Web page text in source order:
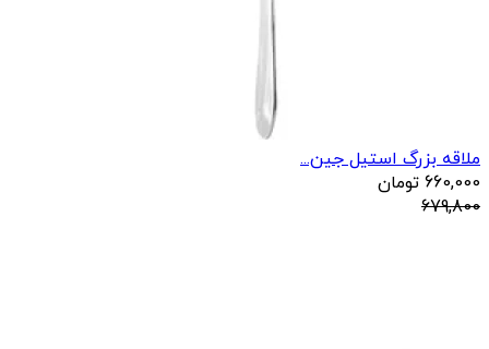
ملاقه بزرگ استیل جین...
660,000 تومان
679,800